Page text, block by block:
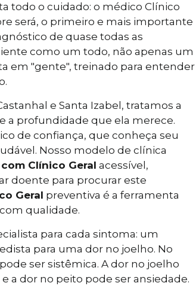
todo o cuidado: o médico Clínico
será, o primeiro e mais importante
de quase todas as
como um todo, não apenas um
em "gente", treinado para entender
e Santa Izabel, tratamos a
a profundidade que ela merece.
de confiança, que conheça seu
Nosso modelo de clínica
Clínico Geral acessível,
doente para procurar este
Geral preventiva é a ferramenta
qualidade.
para cada sintoma: um
para uma dor no joelho. No
ser sistêmica. A dor no joelho
a dor no peito pode ser ansiedade.